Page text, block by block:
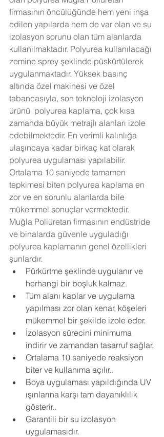
firmasının öncülüğünde hem yeni inşa
edilen yapılarda hem de var olan ve su
izolasyon sorunu olan tüm alanlarda
kullanılmaktadır. Polyurea kullanılacağı
zemine sprey şeklinde püskürtülerek
uygulanmaktadır. Yüksek basınç
altında özel makinesi ve özel
tabancasıyla, son teknoloji izolasyon
ürünü  polyurea kaplama, çok kısa
zamanda büyük metrajlı alanları izole
edebilmektedir. En verimli kalınlığa
ulaşıncaya kadar birkaç kat olarak
polyurea uygulaması yapılabilir.
Ortalama 10 saniyede tamamen
tepkimesi biten polyurea kaplama en
zor ve en sorunlu alanlarda bile
mükemmel sonuçlar vermektedir.
Muğla Poliüretan firmasının endüstride
ve binalarda güvenle uyguladığı
polyurea kaplamanın genel özellikleri
şunlardır.
Pürkürtme şeklinde uygulanır ve
herhangi bir boşluk kalmaz.
Tüm alanı kaplar ve uygulama
yapılması zor olan kenar, köşeleri
mükemmel bir şekilde izole eder.
İzolasyon sürecini minimuma
indirir ve zamandan tasarruf sağlar.
Ortalama 10 saniyede reaksiyon
biter ve kullanıma açılır..
Boya uygulaması yapıldığında UV
ışınlarına karşı tam dayanıklılık
gösterir..
Garantili bir su izolasyon
uygulamasıdır.